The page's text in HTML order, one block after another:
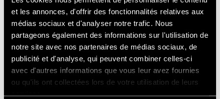
et les annonces, d'offrir des fonctionnalités relatives aux
médias sociaux et d'analyser notre trafic. Nous
partageons également des informations sur l'utilisation de
notre site avec nos partenaires de médias sociaux, de
publicité et d'analyse, qui peuvent combiner celles-ci
avec d'autres informations que vous leur avez fournies
ou qu'ils ont collectées lors de votre utilisation de leurs
services.
OOK...
PISTEDOPEN